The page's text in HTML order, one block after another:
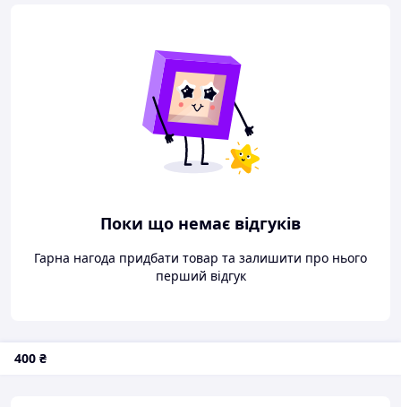
Поки що немає відгуків
Гарна нагода придбати товар та залишити про нього
перший відгук
400 ₴